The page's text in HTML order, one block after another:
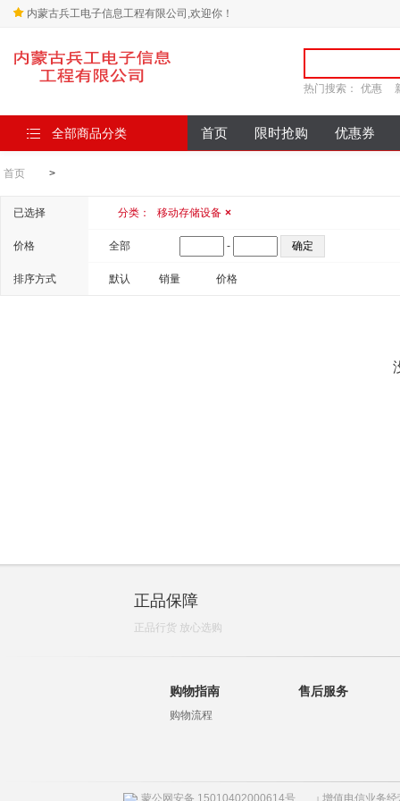
内蒙古兵工电子信息工程有限公司,欢迎你！
热门搜索： 优惠
全部商品分类 首页 限时抢购 优惠券
首页 >
已选择 分类： 移动存储设备 ×
价格 全部 -
排序方式 默认 销量 价格
正品保障
正品行货 放心选购
购物指南
购物流程
售后服务